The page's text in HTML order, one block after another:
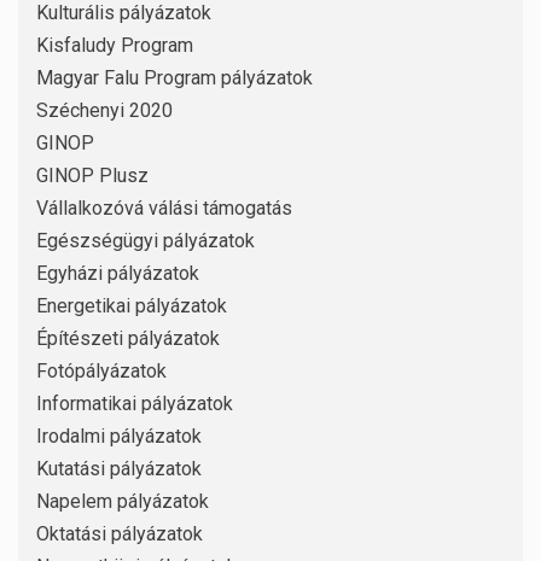
Kulturális pályázatok
Kisfaludy Program
Magyar Falu Program pályázatok
Széchenyi 2020
GINOP
GINOP Plusz
Vállalkozóvá válási támogatás
Egészségügyi pályázatok
Egyházi pályázatok
Energetikai pályázatok
Építészeti pályázatok
Fotópályázatok
Informatikai pályázatok
Irodalmi pályázatok
Kutatási pályázatok
Napelem pályázatok
Oktatási pályázatok